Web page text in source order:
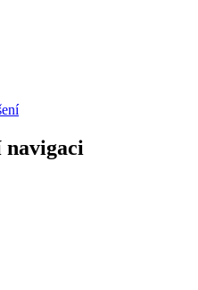
navigaci